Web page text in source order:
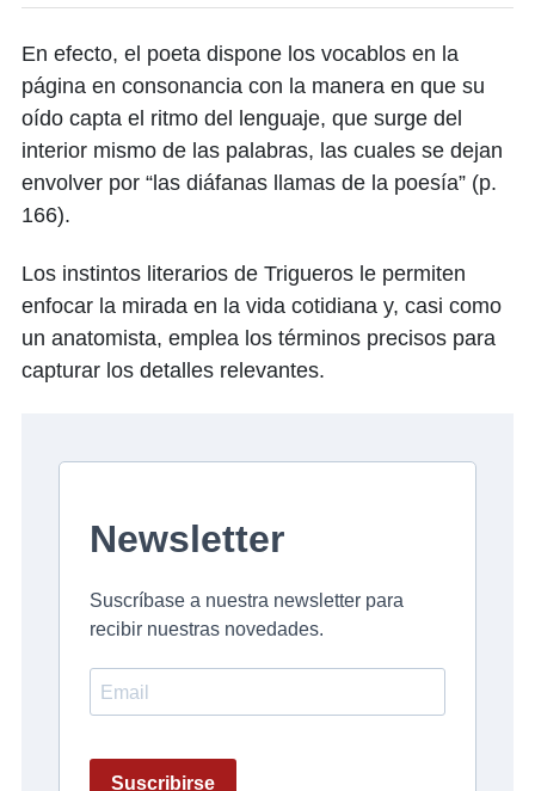
En efecto, el poeta dispone los vocablos en la
página en consonancia con la manera en que su
oído capta el ritmo del lenguaje, que surge del
interior mismo de las palabras, las cuales se dejan
envolver por “las diáfanas llamas de la poesía” (p.
166).
Los instintos literarios de Trigueros le permiten
enfocar la mirada en la vida cotidiana y, casi como
un anatomista, emplea los términos precisos para
capturar los detalles relevantes.